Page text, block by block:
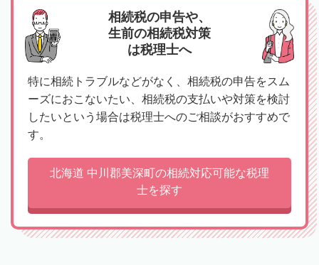
相続税の申告や、
生前の相続税対策
は税理士へ
特に相続トラブルなどがなく、相続税の申告をスム
ーズにおこないたい、相続税の支払いや対策を検討
したいという場合は税理士へのご相談がおすすめで
す。
北海道 中川郡美深町の相続対応可能な税理
士を探す